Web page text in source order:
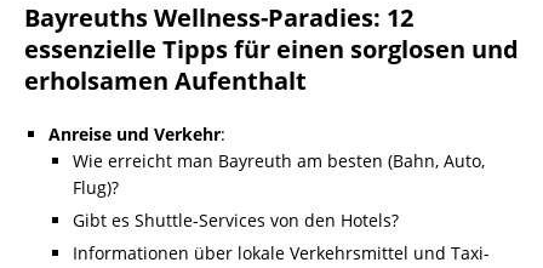
Bayreuths Wellness-Paradies: 12
essenzielle Tipps für einen sorglosen und
erholsamen Aufenthalt
Anreise und Verkehr:
Wie erreicht man Bayreuth am besten (Bahn, Auto,
Flug)?
Gibt es Shuttle-Services von den Hotels?
Informationen über lokale Verkehrsmittel und Taxi-